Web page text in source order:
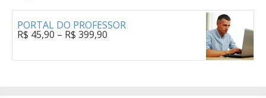
PORTAL DO PROFESSOR
R$ 45,90 – R$ 399,90